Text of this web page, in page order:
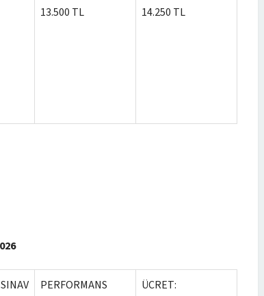
13.500 TL 14.250 TL
PERFORMANS
ÜCRET: